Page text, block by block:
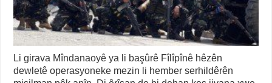
Li girava Mîndanaoyê ya li başûrê Fîlîpînê hêzên
dewletê operasyoneke mezin li hember serhildêrên